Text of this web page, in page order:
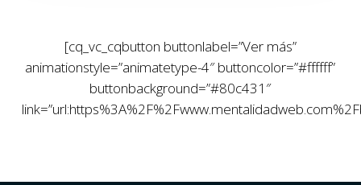
[cq_vc_cqbutton buttonlabel=”Ver más”
animationstyle=”animatetype-4″ buttoncolor=”#ffffff”
buttonbackground=”#80c431″